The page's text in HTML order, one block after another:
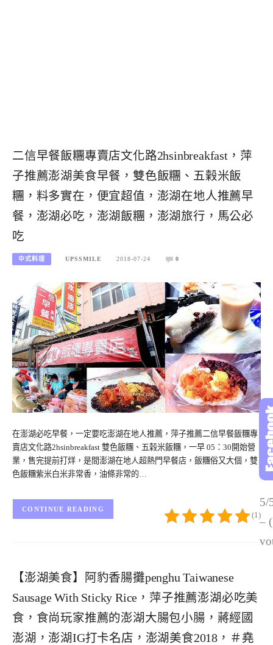
二信早餐飯糰專賣店文化路2hsinbreakfast，萍
子推薦澎湖美食早餐，雙色飯糰、五榖米飯
糰，料多實在，便宜超值，澎湖在地人推薦早
餐，澎湖必吃，澎湖飯糰，澎湖旅行，馬公必
吃
中式料理 UPSSMILE 2018-07-24 0
在澎湖必吃早餐，一定要吃澎湖在地人推薦，萍子推薦二信早餐飯糰專
賣店文化路2hsinbreakfast 雙色飯糰、五榖米飯糰，一早 05：30開始營
業，售完提前打烊，是間澎湖在地人超熱門早餐店，飯糰俗又大個，雙
色飯糰紫米白米非常香，油條非常的…
5/
–
(1)
CONTINUE READING
【澎湖美食】阿豹香腸攤penghu Taiwanese
Sausage With Sticky Rice，萍子推薦澎湖必吃美
食，食尚玩家推薦的澎湖大腸包小腸，蔣經國
澎湖，澎湖IG打卡名店，澎湖美食2018，＃堯